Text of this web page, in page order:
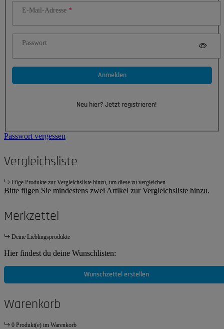
E-Mail-Adresse
Passwort
Anmelden
Neu hier? Jetzt registrieren!
Passwort vergessen
Vergleichsliste
Füge Produkte zur Vergleichsliste hinzu, um diese zu vergleichen.
Bitte fügen Sie mindestens zwei Artikel zur Vergleichsliste hinzu.
Merkzettel
Deine Lieblingsprodukte
Hier findest du deine Wunschlisten:
Wunschzettel erstellen
Warenkorb
0 Produkt(e) im Warenkorb